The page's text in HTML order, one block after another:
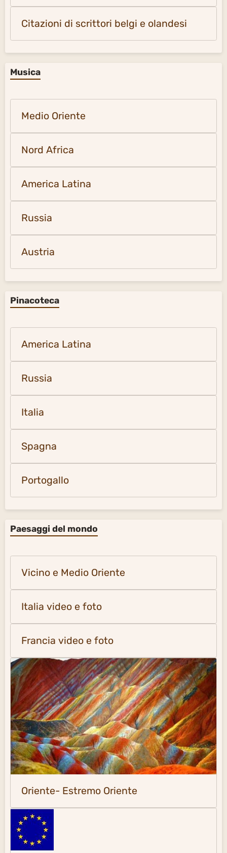
Citazioni di scrittori belgi e olandesi
Musica
Medio Oriente
Nord Africa
America Latina
Russia
Austria
Pinacoteca
America Latina
Russia
Italia
Spagna
Portogallo
Paesaggi del mondo
Vicino e Medio Oriente
Italia video e foto
Francia video e foto
Oriente- Estremo Oriente